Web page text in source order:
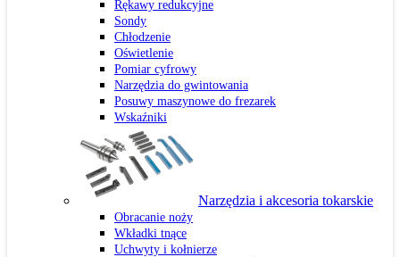
Rękawy redukcyjne
Sondy
Chłodzenie
Oświetlenie
Pomiar cyfrowy
Narzędzia do gwintowania
Posuwy maszynowe do frezarek
Wskaźniki
Narzędzia i akcesoria tokarskie
Obracanie noży
Wkładki tnące
Uchwyty i kołnierze